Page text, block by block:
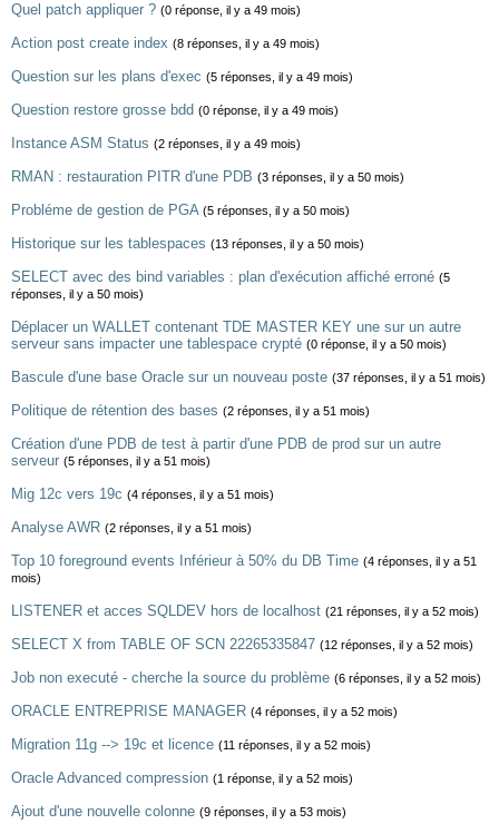
Quel patch appliquer ? (0 réponse, il y a 49 mois)
Action post create index (8 réponses, il y a 49 mois)
Question sur les plans d'exec (5 réponses, il y a 49 mois)
Question restore grosse bdd (0 réponse, il y a 49 mois)
Instance ASM Status (2 réponses, il y a 49 mois)
RMAN : restauration PITR d'une PDB (3 réponses, il y a 50 mois)
Probléme de gestion de PGA (5 réponses, il y a 50 mois)
Historique sur les tablespaces (13 réponses, il y a 50 mois)
SELECT avec des bind variables : plan d'exécution affiché erroné (5
réponses, il y a 50 mois)
Déplacer un WALLET contenant TDE MASTER KEY une sur un autre
serveur sans impacter une tablespace crypté (0 réponse, il y a 50 mois)
Bascule d'une base Oracle sur un nouveau poste (37 réponses, il y a 51 mois)
Politique de rétention des bases (2 réponses, il y a 51 mois)
Création d'une PDB de test à partir d'une PDB de prod sur un autre
serveur (5 réponses, il y a 51 mois)
Mig 12c vers 19c (4 réponses, il y a 51 mois)
Analyse AWR (2 réponses, il y a 51 mois)
Top 10 foreground events Inférieur à 50% du DB Time (4 réponses, il y a 51
mois)
LISTENER et acces SQLDEV hors de localhost (21 réponses, il y a 52 mois)
SELECT X from TABLE OF SCN 22265335847 (12 réponses, il y a 52 mois)
Job non executé - cherche la source du problème (6 réponses, il y a 52 mois)
ORACLE ENTREPRISE MANAGER (4 réponses, il y a 52 mois)
Migration 11g --> 19c et licence (11 réponses, il y a 52 mois)
Oracle Advanced compression (1 réponse, il y a 52 mois)
Ajout d'une nouvelle colonne (9 réponses, il y a 53 mois)